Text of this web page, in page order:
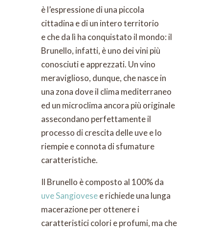
è l’espressione di una piccola
cittadina e di un intero territorio
e che da lì ha conquistato il mondo: il
Brunello, infatti, è uno dei vini più
conosciuti e apprezzati. Un vino
meraviglioso, dunque, che nasce in
una zona dove il clima mediterraneo
ed un microclima ancora più originale
assecondano perfettamente il
processo di crescita delle uve e lo
riempie e connota di sfumature
caratteristiche.
Il Brunello è composto al 100% da
uve Sangiovesee richiede una lunga
macerazione per ottenere i
caratteristici colori e profumi, ma che